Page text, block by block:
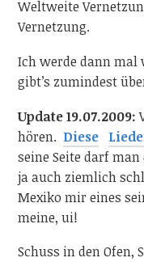
Weltweite
Vernetzung.
Ich werde dann mal
gibt’s zumindest
Update 19.07.2009:
hören. Diese
seine Seite darf
ja auch ziemlich
Mexiko mir eines
meine, ui!
Schuss in den Ofen,